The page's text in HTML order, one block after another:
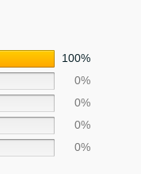
100%
0%
0%
0%
0%